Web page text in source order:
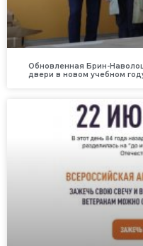
Обновленная Брин-
двери в новом учебном